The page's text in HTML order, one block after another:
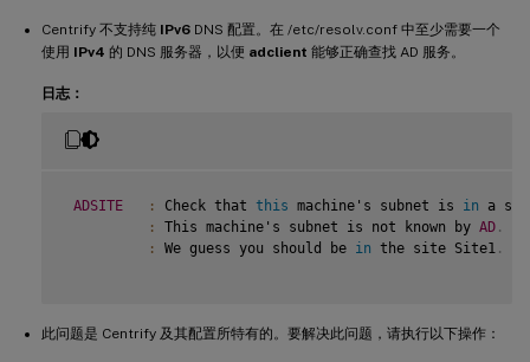
Centrify 不支持纯 IPv6 DNS 配置。在 /etc/resolv.conf 中至少需要一个
使用 IPv4 的 DNS 服务器，以便 adclient 能够正确查找 AD 服务。
日志：
ADSITE : Check that this machine's subnet is in a
:
This machine's subnet is not known by AD .
:
We guess you should be in the site Site1 .
此问题是 Centrify 及其配置所特有的。要解决此问题，请执行以下操作：